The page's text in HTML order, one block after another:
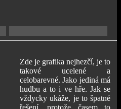
Zde je grafika nejhezčí, je to
takové ucelené a
celobarevné. Jako jediná má
hudbu a to i ve hře. Jak se
vždycky ukáže, je to špatné
řešení, protože časem to